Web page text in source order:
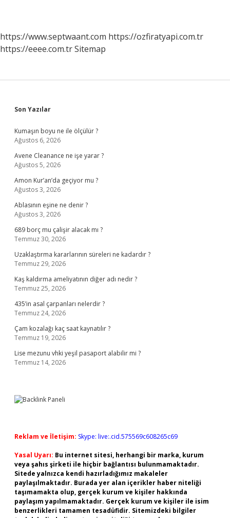
https://www.septwaant.com https://ozfiratyapi.com.tr
https://eeee.com.trSitemap
Sidebar
Son Yazılar
Kumaşın boyu ne ile ölçülür ?
Ağustos 6, 2026
Avene Cleanance ne işe yarar ?
Ağustos 5, 2026
Amon Kur’an’da geçiyor mu ?
Ağustos 3, 2026
Ablasının eşine ne denir ?
Ağustos 3, 2026
689 borç mu çalişir alacak mı ?
Temmuz 30, 2026
Uzaklaştırma kararlarının süreleri ne kadardır ?
Temmuz 29, 2026
Kaş kaldırma ameliyatının diğer adı nedir ?
Temmuz 25, 2026
435’in asal çarpanları nelerdir ?
Temmuz 24, 2026
Çam kozalağı kaç saat kaynatılır ?
Temmuz 19, 2026
Lise mezunu vhki yeşil pasaport alabilir mi ?
Temmuz 14, 2026
Reklam ve İletişim: Skype: live:.cid.575569c608265c69
Yasal Uyarı: Bu internet sitesi, herhangi bir marka, kurum
veya şahıs şirketi ile hiçbir bağlantısı bulunmamaktadır.
Sitede yalnızca kendi hazırladığımız makaleler
paylaşılmaktadır. Burada yer alan içerikler haber niteliği
taşımamakta olup, gerçek kurum ve kişiler hakkında
paylaşım yapılmamaktadır. Gerçek kurum ve kişiler ile isim
benzerlikleri tamamen tesadüfidir. Sitemizdeki bilgiler